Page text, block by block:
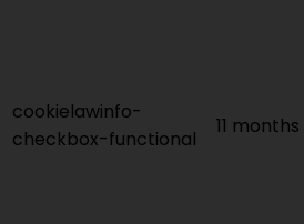
cookielawinfo-
checkbox-functional
11 months